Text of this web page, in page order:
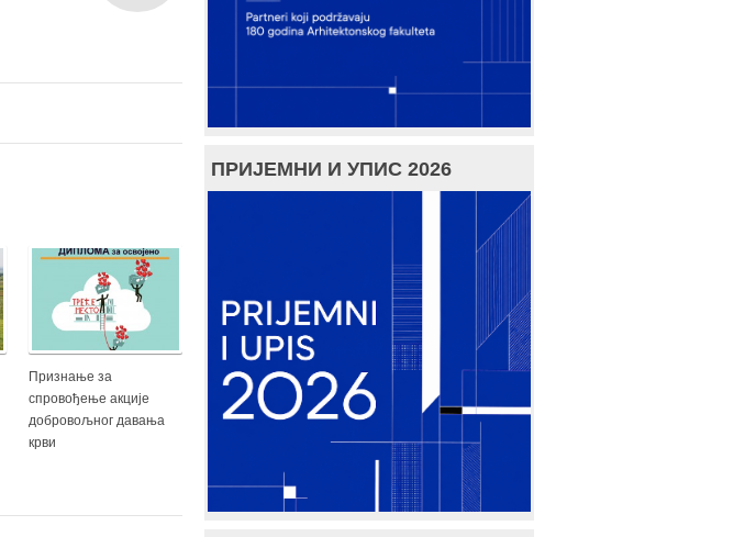
Признање за
спровођење акције
добровољног давања
крви
ПРИЈЕМНИ И УПИС 2026